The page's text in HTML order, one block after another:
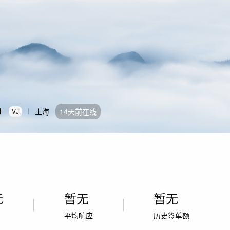
VJ 上海 14天前在线
暂无
平均响应
暂无
历史签单额